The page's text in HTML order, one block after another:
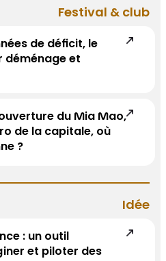
Festival & club
de déficit, le
déménage et
du Mia Mao,
de la capitale, où
?
Idée
: un outil
et piloter des